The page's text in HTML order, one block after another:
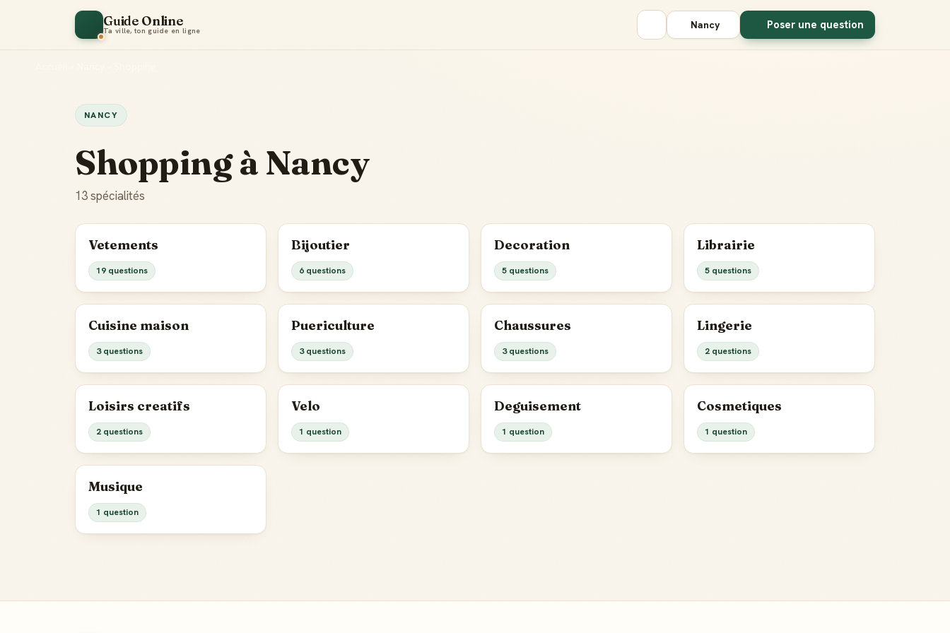
Guide Online
Ta ville, ton guide en ligne Nancy Poser une question
NANCY
Shopping à Nancy
13 spécialités
Vetements
19 questions
Bijoutier
6 questions
Decoration
5 questions
Librairie
5 questions
Cuisine maison
3 questions
Puericulture
3 questions
Chaussures
3 questions
Lingerie
2 questions
Loisirs creatifs
2 questions
Velo
1 question
Deguisement
1 question
Cosmetiques
1 question
Musique
1 question